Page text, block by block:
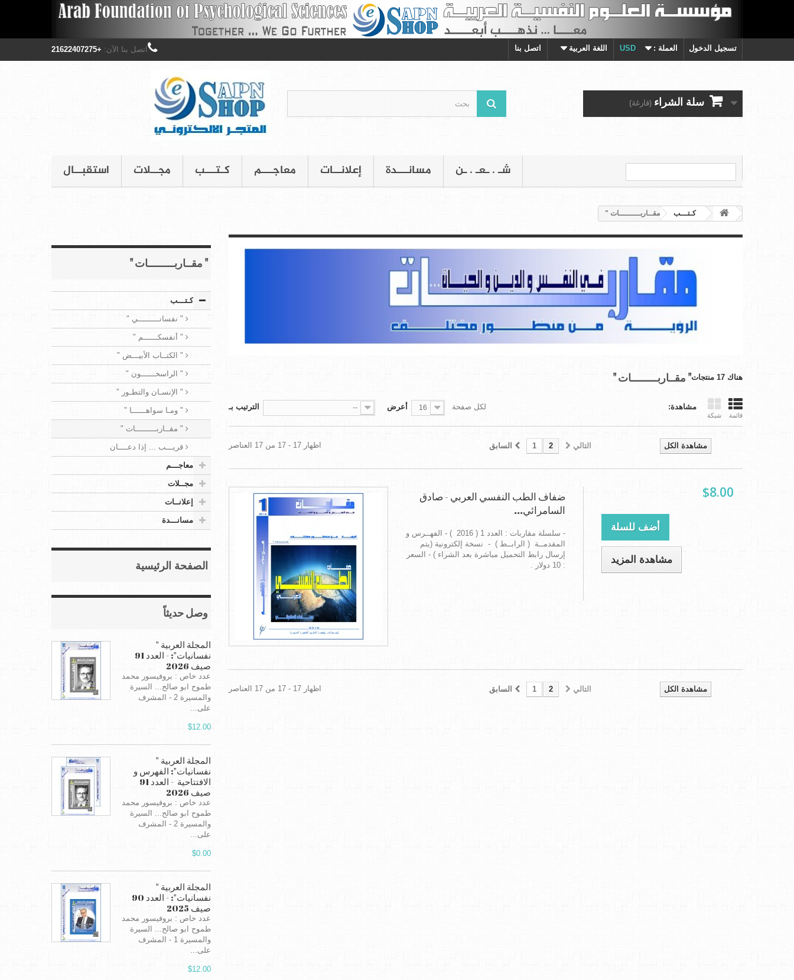
تسجيل الدخول العملة : USD اللغة العربية اتصل بنا اتصل بنا الآن: +21622407275
سلة الشراء (فارغة)
استقبــال مجــلات كـتـــب معاجـــم إعلانــات مسانـــدة شـ . ـعـ . ـن
كـتـــب " مقــاربـــــــــات "
" مقــاربـــــــــات "
كـتـــب
" نفسانـــــــــي "
" أنفسكــــــم "
" الكتــاب الأبيـــض "
" الراسخــــــون "
" الإنسـان والتطـور "
" ومـا سواهــــــا "
" مقــاربـــــــــات "
قريـــب ... إذا دعــــان
معاجـــم
مجــلات
إعلانــات
مسانـــدة
الصفحة الرئيسية
وصل حديثاً
المجلة العربية "
صيف 2026
عدد خاص : بروفيسور محمد
طموح ابو صالح... السيرة
والمسيرة 2 - المشرف
على...
$12.00
المجلة العربية "
نفسانيات": الفهرس و
صيف 2026
عدد خاص : بروفيسور محمد
طموح ابو صالح... السيرة
والمسيرة 2 - المشرف
على...
$0.00
المجلة العربية "
صيف 2025
عدد خاص : بروفيسور محمد
طموح ابو صالح... السيرة
والمسيرة 1 - المشرف
على...
$12.00
" مقــاربـــــــــات " هناك 17 منتجات
مشاهدة:
شبكة قائمة
الترتيب بـ -- أعرض 16 لكل صفحة
مشاهدة الكل السابق 1 2 التالي اظهار 17 - 17 من 17 العناصر
ضفاف الطب النفسي العربي - صادق
السامرائي...
- سلسلة مقاربات : العدد 1 ( 2016 ) - الفهــرس و
المقدمــة ( الرابــط ) - نسخة إلكترونية (يتم
إرسال رابط التحميل مباشرة بعد الشراء ) - السعر
: 10 دولار .
$8.00
أضف للسلة
مشاهدة المزيد
مشاهدة الكل السابق 1 2 التالي اظهار 17 - 17 من 17 العناصر